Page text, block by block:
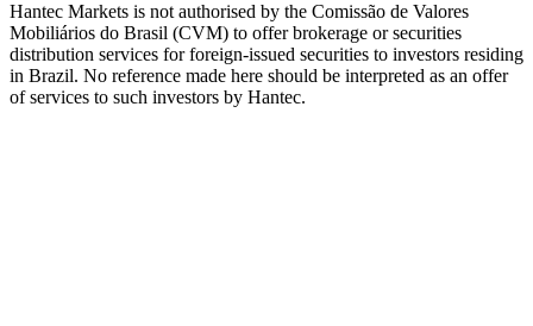
Hantec Markets is not authorised by the Comissão de Valores
Mobiliários do Brasil (CVM) to offer brokerage or securities
distribution services for foreign-issued securities to investors residing
in Brazil. No reference made here should be interpreted as an offer
of services to such investors by Hantec.